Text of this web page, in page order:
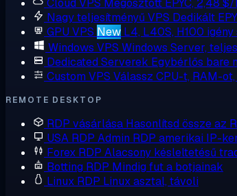
Cloud VPS Megosztott EPYC, 2,48
Nagy teljesítményű VPS Dedikált
GPU VPS New L4, L40S, H100
Windows VPS Windows Server,
Dedicated Serverek Egybérlős bare
Custom VPS Válassz CPU-t, RAM-
REMOTE DESKTOP
RDP vásárlása Hasonlítsd össze az
USA RDP Admin RDP amerikai IP-
Forex RDP Alacsony késleltetésű
Botting RDP Mindig fut a botjainak
Linux RDP Linux asztal, távoli